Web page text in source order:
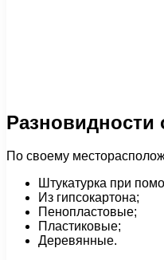
Разновидности
По своему
Штукатурка при
Из гипсокартона;
Пенопластовые;
Пластиковые;
Деревянные.